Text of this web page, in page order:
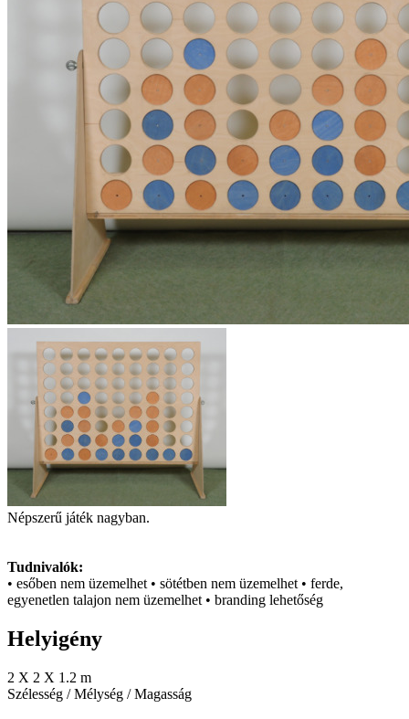
Népszerű játék nagyban.
Tudnivalók:
• esőben nem üzemelhet • sötétben nem üzemelhet • ferde,
egyenetlen talajon nem üzemelhet • branding lehetőség
Helyigény
2 X 2 X 1.2 m
Szélesség / Mélység / Magasság